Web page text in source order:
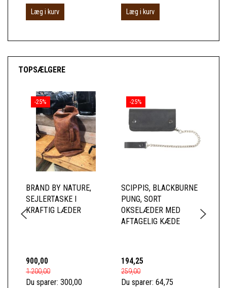
Læg i kurv Læg i kurv
TOPSÆLGERE
-25%
BRAND BY NATURE,
SEJLERTASKE I
KRAFTIG LÆDER
900,00
1.200,00
Du sparer: 300,00
-25%
SCIPPIS, BLACKBURNE
PUNG, SORT
OKSELÆDER MED
AFTAGELIG KÆDE
194,25
259,00
Du sparer: 64,75